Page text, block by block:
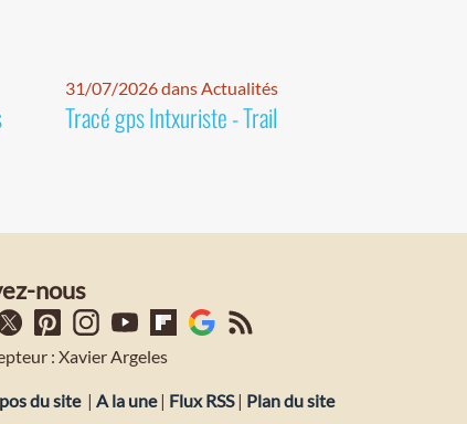
31/07/2026 dans Actualités
Tracé gps Intxuriste - Trail
nous
: Xavier Argeles
du site | A la une| Flux RSS| Plan du site